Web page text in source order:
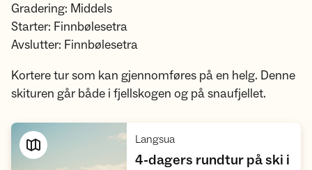
Gradering: Middels
Starter: Finnbølesetra
Avslutter: Finnbølesetra
Kortere tur som kan gjennomføres på en helg. Denne
skituren går både i fjellskogen og på snaufjellet.
Langsua,
4-dagers rundtur på ski i